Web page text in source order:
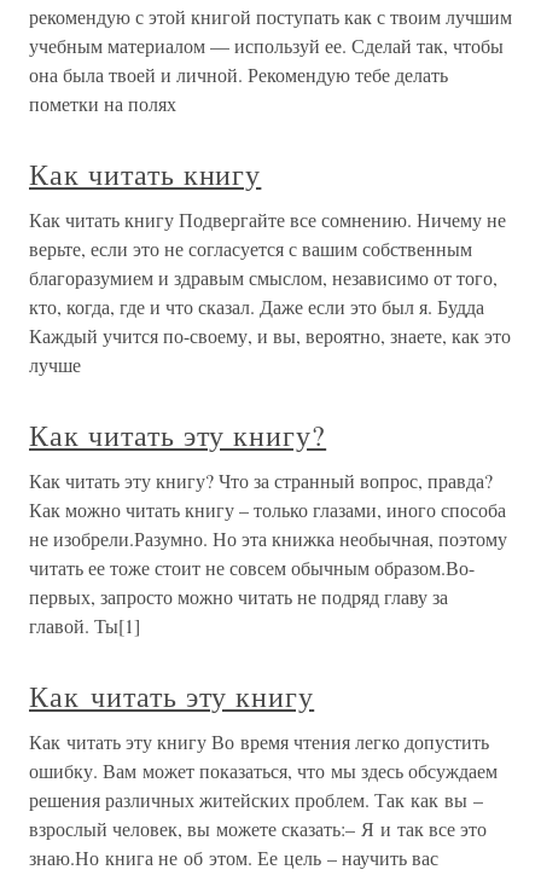
рекомендую с этой книгой поступать как с твоим лучшим
учебным материалом — используй ее. Сделай так, чтобы
она была твоей и личной. Рекомендую тебе делать
пометки на полях
Как читать книгу
Как читать книгу Подвергайте все сомнению. Ничему не
верьте, если это не согласуется с вашим собственным
благоразумием и здравым смыслом, независимо от того,
кто, когда, где и что сказал. Даже если это был я. Будда
Каждый учится по-своему, и вы, вероятно, знаете, как это
лучше
Как читать эту книгу?
Как читать эту книгу? Что за странный вопрос, правда?
Как можно читать книгу – только глазами, иного способа
не изобрели.Разумно. Но эта книжка необычная, поэтому
читать ее тоже стоит не совсем обычным образом.Во-
первых, запросто можно читать не подряд главу за
главой. Ты[1]
Как читать эту книгу
Как читать эту книгу Во время чтения легко допустить
ошибку. Вам может показаться, что мы здесь обсуждаем
решения различных житейских проблем. Так как вы –
взрослый человек, вы можете сказать:– Я и так все это
знаю.Но книга не об этом. Ее цель – научить вас